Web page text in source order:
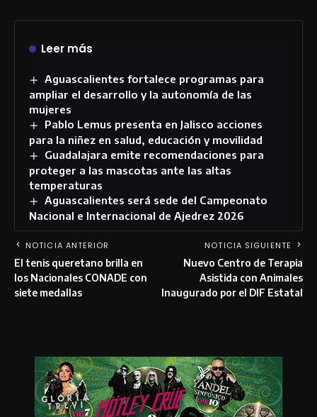
Leer más
Aguascalientes fortalece programas para
ampliar el desarrollo y la autonomía de las
mujeres
Pablo Lemus presenta en Jalisco acciones
para la niñez en salud, educación y movilidad
Guadalajara emite recomendaciones para
proteger a las mascotas ante las altas
temperaturas
Aguascalientes será sede del Campeonato
Nacional e Internacional de Ajedrez 2026
NOTICIA ANTERIOR
El tenis queretano brilla en
los Nacionales CONADE con
siete medallas
NOTICIA SIGUIENTE
Nuevo Centro de Terapia
Asistida con Animales
Inaugurado por el DIF Estatal